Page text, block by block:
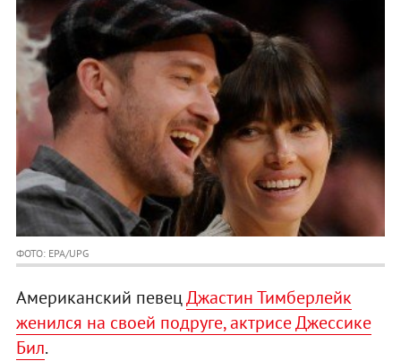
ФОТО: EPA/UPG
Американский певецДжастин Тимберлейк
женился на своей подруге, актрисе Джессике
Бил.